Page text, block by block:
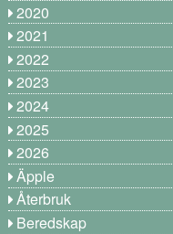
2020
2021
2022
2023
2024
2025
2026
Äpple
Återbruk
Beredskap